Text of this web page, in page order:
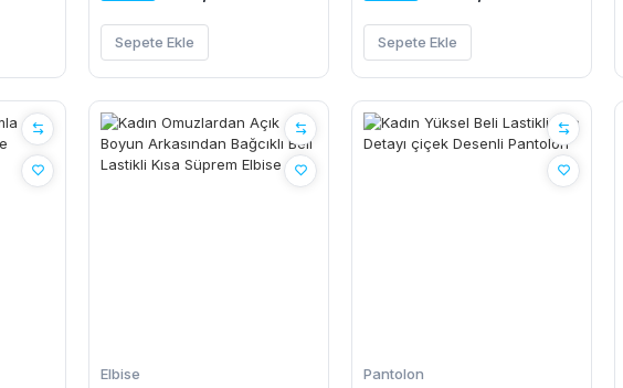
Sepete Ekle Sepete Ekle
Elbise Pantolon